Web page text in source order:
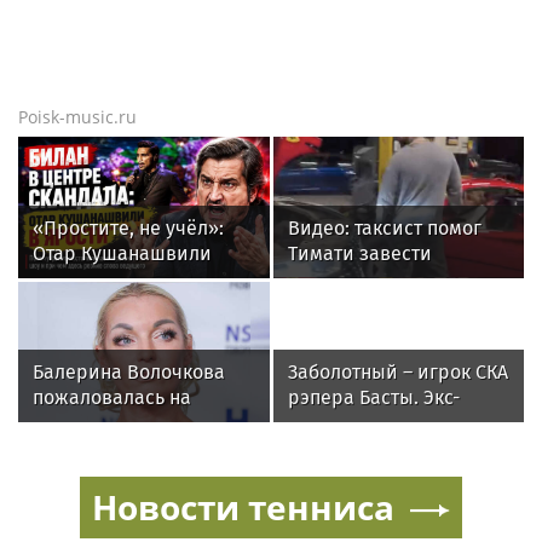
Poisk-music.ru
«Простите, не учёл»:
Отар Кушанашвили
раскритиковал Диму
Билана после концерта
в Москве
Видео: таксист помог
Тимати завести
эксклюзивный Ferrari
Балерина Волочкова
пожаловалась на
отсутствие
затопленную квартиру
Заболотный – игрок СКА
рэпера Басты. Экс-
форвард «Спартака»
тысяч в месяц
Новости тенниса